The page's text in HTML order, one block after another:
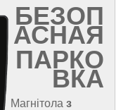
БЕЗОП
АСНАЯ
ПАРКО
ВКА
Магнітола з